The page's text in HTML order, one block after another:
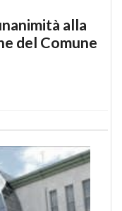
alla
del Comune